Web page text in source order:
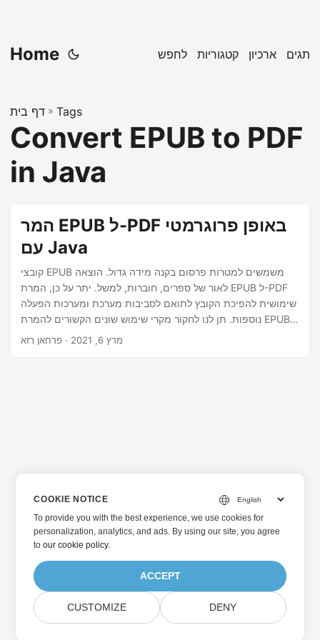
Home לחפש קטגוריות ארכיון תגים
דף בית » Tags
Convert EPUB to PDF
in Java
המר EPUB ל-PDF באופן פרוגרמטי
עם Java
קובצי EPUB משמשים למטרות פרסום בקנה מידה גדול. הוצאה
לאור של ספרים, חוברות, למשל. יתר על כן, המרת EPUB ל-PDF
שימושית להפיכת הקובץ לתואם לסביבות מערכת ומערכות הפעלה
נוספות. תן לנו לחקור מקרי שימוש שונים הקשורים להמרת EPUB
מרץ 6, 2021 · פרחאן רזא
COOKIE NOTICE
To provide you with the best experience, we use cookies for
personalization, analytics, and ads. By using our site, you agree
toour cookie policy.
ACCEPT
CUSTOMIZE DENY